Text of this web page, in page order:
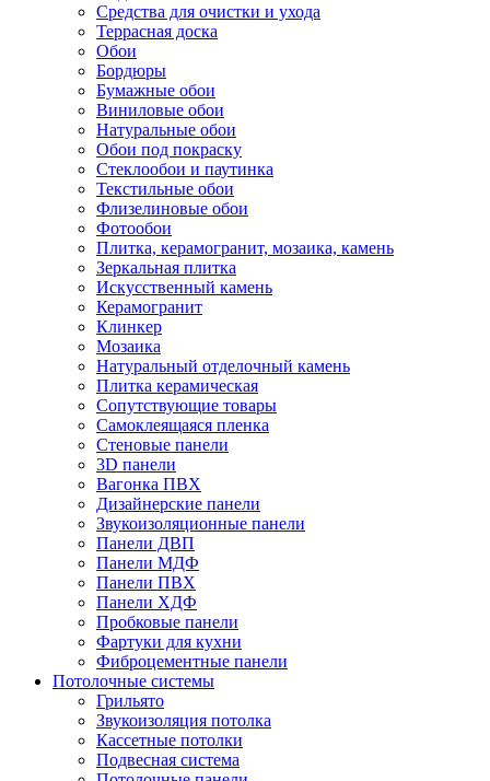
Средства для очистки и ухода
Террасная доска
Обои
Бордюры
Бумажные обои
Виниловые обои
Натуральные обои
Обои под покраску
Стеклообои и паутинка
Текстильные обои
Флизелиновые обои
Фотообои
Плитка, керамогранит, мозаика, камень
Зеркальная плитка
Искусственный камень
Керамогранит
Клинкер
Мозаика
Натуральный отделочный камень
Плитка керамическая
Сопутствующие товары
Самоклеящаяся пленка
Стеновые панели
3D панели
Вагонка ПВХ
Дизайнерские панели
Звукоизоляционные панели
Панели ДВП
Панели МДФ
Панели ПВХ
Панели ХДФ
Пробковые панели
Фартуки для кухни
Фиброцементные панели
Потолочные системы
Грильято
Звукоизоляция потолка
Кассетные потолки
Подвесная система